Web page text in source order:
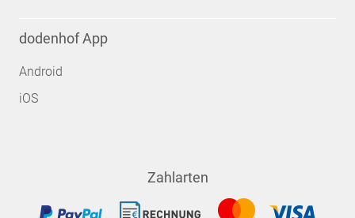
dodenhof App
Android
iOS
Zahlarten